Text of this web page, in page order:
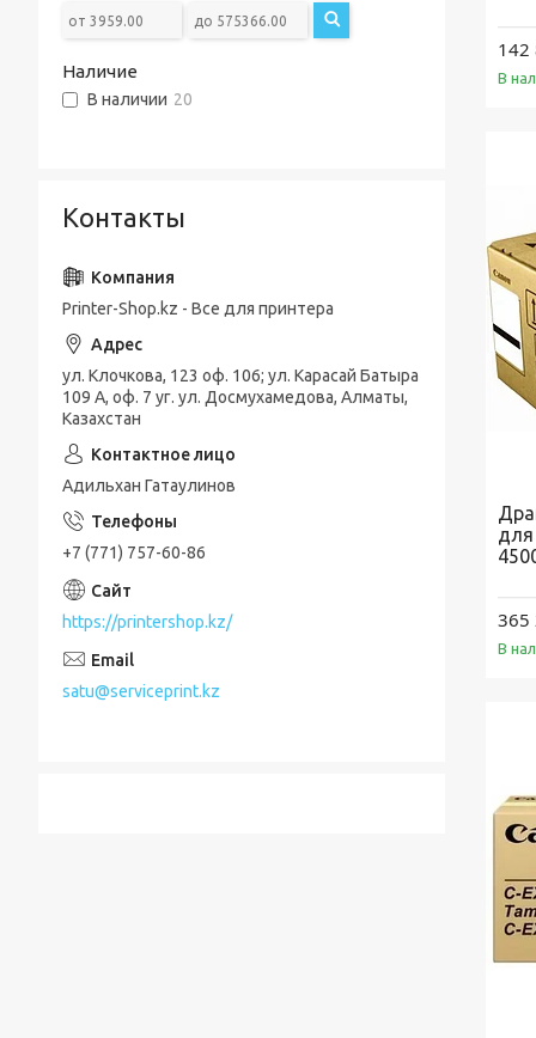
142
В
для
365
В
Наличие
В наличии 20
Контакты
Printer-Shop.kz - Все для принтера
ул. Клочкова, 123 оф. 106; ул. Карасай Батыра
109 А, оф. 7 уг. ул. Досмухамедова, Алматы,
Казахстан
Адильхан Гатаулинов
+7 (771) 757-60-86
https://printershop.kz/
satu@serviceprint.kz